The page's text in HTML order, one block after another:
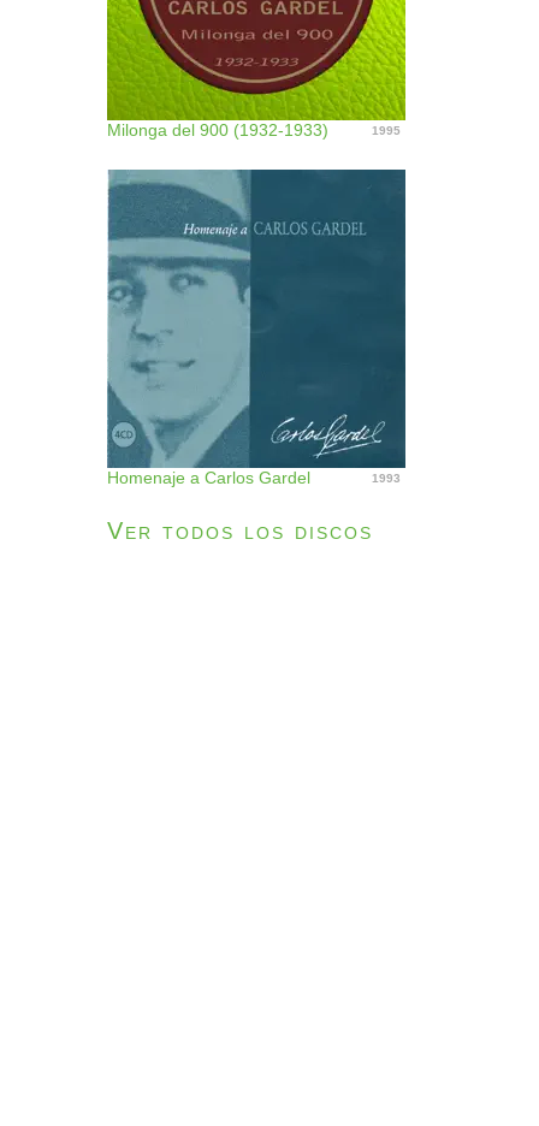
Milonga del 900 (1932-1933) 1995
Homenaje a Carlos Gardel 1993
Ver todos los discos